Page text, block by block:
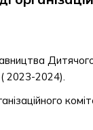
2023-2024).